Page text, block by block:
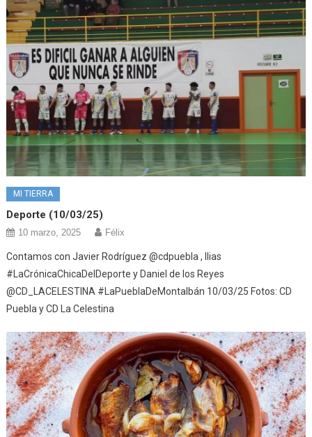
MI TIERRA
Deporte (10/03/25)
10 marzo, 2025 Félix
Contamos con Javier Rodríguez @cdpuebla , Ilias
#LaCrónicaChicaDelDeporte y Daniel de los Reyes
@CD_LACELESTINA #LaPueblaDeMontalbán 10/03/25 Fotos: CD
Puebla y CD La Celestina